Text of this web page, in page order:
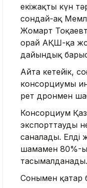
екіжақты күн
сондай-ақ
Жомарт
орай АҚШ-қа
дайындық
Айта кетейік,
консорциумы
рет дронмен
Консорциум
экспорттаудың
саналады.
шамамен 80%-
тасымалданады.
Сонымен қатар